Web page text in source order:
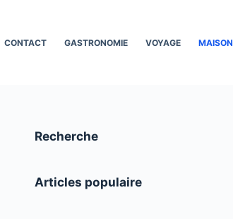
CONTACT GASTRONOMIE VOYAGE MAISON
Recherche
Articles populaire